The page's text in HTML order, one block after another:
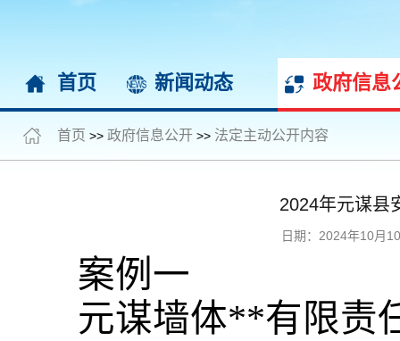
首页 新闻动态 政府信息
首页 >> 政府信息公开 >> 法定主动公开内容
2024年元谋县
日期：2024年10月
案例一
元谋墙体**有限责